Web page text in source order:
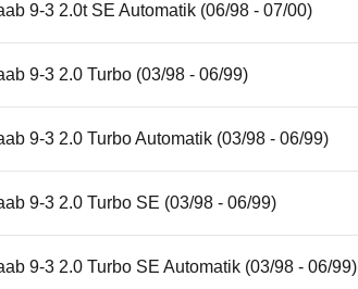
9-3 2.0t SE Automatik (06/98 - 07/00)
9-3 2.0 Turbo (03/98 - 06/99)
9-3 2.0 Turbo Automatik (03/98 - 06/99)
9-3 2.0 Turbo SE (03/98 - 06/99)
9-3 2.0 Turbo SE Automatik (03/98 - 06/99)